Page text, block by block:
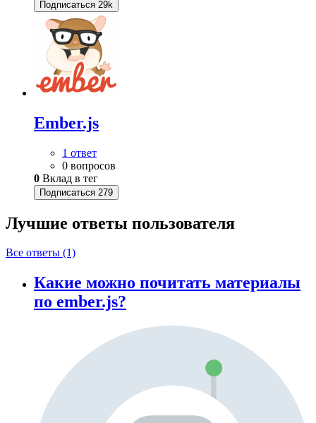
Подписаться 29k
Ember.js
1 ответ
0 вопросов
0 Вклад в тег
Подписаться 279
Лучшие ответы пользователя
Все ответы (1)
Какие можно почитать материалы
по ember.js?